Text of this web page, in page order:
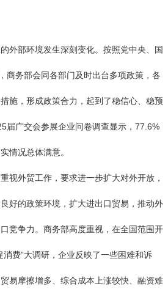
外部环境发生深刻变化。按照党中央、国
商务部会同各部门及时出台多项政策，各
施，形成政策合力，起到了稳信心、稳预
届广交会参展企业问卷调查显示，77.6%
情况总体满意。
视外贸工作，要求进一步扩大对外开放，
好的政策环境，扩大进出口贸易，推动外
竞争力。商务部高度重视，在全国范围开
消费”大调研，企业反映了一些困难和诉
易摩擦增多、综合成本上涨较快、融资难